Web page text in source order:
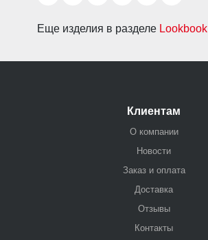
Еще изделия в разделе Lookbook
Клиентам
О компании
Новости
Заказ и оплата
Доставка
Отзывы
Контакты